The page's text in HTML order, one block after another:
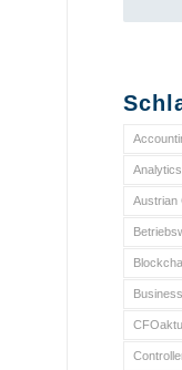
Analytics
Austrian